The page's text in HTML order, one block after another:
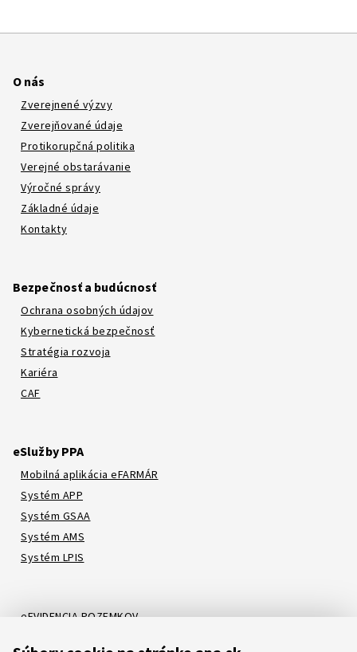
O nás
Zverejnené výzvy
Zverejňované údaje
Protikorupčná politika
Verejné obstarávanie
Výročné správy
Základné údaje
Kontakty
Bezpečnosť a budúcnosť
Ochrana osobných údajov
Kybernetická bezpečnosť
Stratégia rozvoja
Kariéra
CAF
eSlužby PPA
Mobilná aplikácia eFARMÁR
Systém APP
Systém GSAA
Systém AMS
Systém LPIS
eEVIDENCIA POZEMKOV